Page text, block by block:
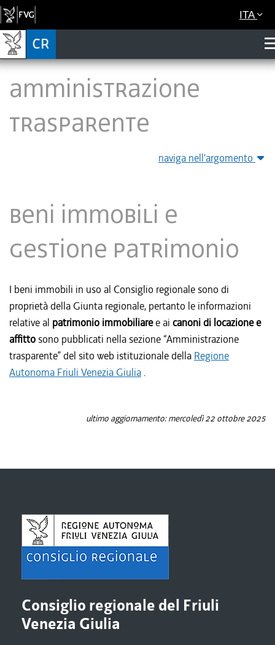
ITA
Amministrazione
Trasparente
naviga nell'argomento
Beni immobili e
gestione patrimonio
I beni immobili in uso al Consiglio regionale sono di
proprietà della Giunta regionale, pertanto le informazioni
relative al patrimonio immobiliaree ai canoni di locazione e
affitto sono pubblicati nella sezione “Amministrazione
trasparente” del sito web istituzionale della Regione
Autonoma Friuli Venezia Giulia.
ultimo aggiornamento: mercoledì 22 ottobre 2025
Consiglio regionale del Friuli
Venezia Giulia